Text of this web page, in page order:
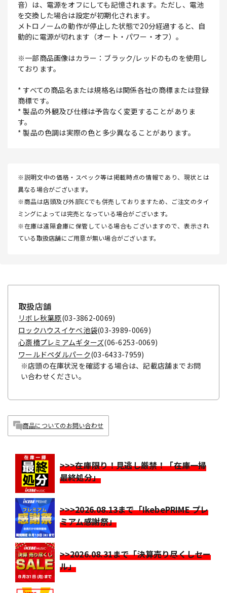
音）は、電源をオフにしても記憶されます。ただし、電池
を交換した場合は設定が初期化されます。
メトロノームの動作が停止した状態で20分経過すると、自
動的に電源が切れます（オート・パワー・オフ）。
※一部商品画像はカラー：ブラック/レッドのものを使用し
ております。
* すべての商品名または規格名は関係各社の商標または登録
商標です。
* 製品の外観及び仕様は予告なく変更することがありま
す。
* 製品の色調は実際の色と多少異なることがあります。
※説明文中の価格・スペック等は掲載時点の情報であり、現状とは
異なる場合がございます。
※商品は店頭及び外部ECでも併売しておりますため、ご注文のタイ
ミングによっては完売となっている場合がございます。
※在庫は遠隔倉庫に保管している場合もございますので、表示され
ている取扱店舗にご用意が無い場合がございます。
取扱店舗
リボレ秋葉原(03-3862-0069)
ロックハウスイケベ池袋(03-3989-0069)
心斎橋プレミアムギターズ(06-6253-0069)
ワールドペダルパーク(03-6433-7959)
※店頭の在庫状況を確認する場合は、記載店舗までお問
い合わせください。
商品についてのお問い合わせ
>>>在庫限り！見逃し厳禁！「在庫一掃
最終処分」
>>>2026.08.13まで「IkebePRIME プレ
ミアム感謝祭」
>>2026.08.31まで「決算売り尽くしセー
ル」